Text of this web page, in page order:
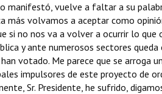
manifestó, vuelve a faltar a su
más volvamos a aceptar como
si no nos va a volver a ocurrir lo que
y ante numerosos sectores
votado. Me parece que se arroga
impulsores de este proyecto de
Sr. Presidente, he sufrido,